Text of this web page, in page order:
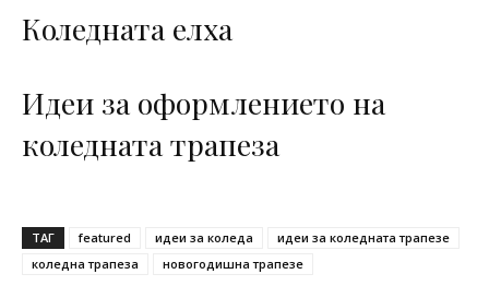
Коледната елха
Идеи за оформлението на
коледната трапеза
ТАГ featured идеи за коледа
идеи за коледната трапезе
коледна трапеза
новогодишна трапезе